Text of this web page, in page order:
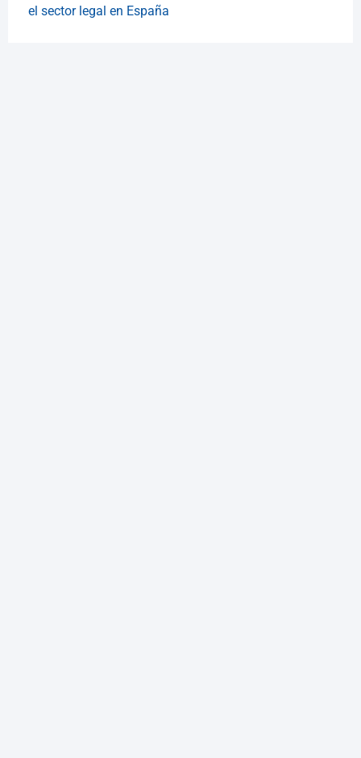
el sector legal en España